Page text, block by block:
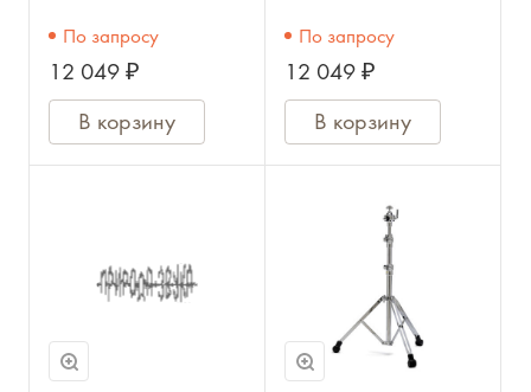
По запросу
12 049 ₽
В корзину
По запросу
12 049 ₽
В корзину